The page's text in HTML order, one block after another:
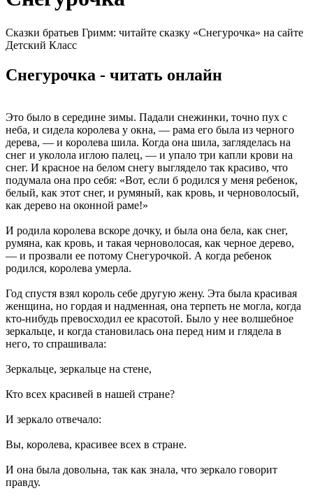
Сказки братьев Гримм: читайте сказку «Снегурочка» на сайте
Детский Класс
Снегурочка - читать онлайн
Это было в середине зимы. Падали снежинки, точно пух с
неба, и сидела королева у окна, — рама его была из черного
дерева, — и королева шила. Когда она шила, загляделась на
снег и уколола иглою палец, — и упало три капли крови на
снег. И красное на белом снегу выглядело так красиво, что
подумала она про себя: «Вот, если б родился у меня ребенок,
белый, как этот снег, и румяный, как кровь, и черноволосый,
как дерево на оконной раме!»
И родила королева вскоре дочку, и была она бела, как снег,
румяна, как кровь, и такая черноволосая, как черное дерево,
— и прозвали ее потому Снегурочкой. А когда ребенок
родился, королева умерла.
Год спустя взял король себе другую жену. Эта была красивая
женщина, но гордая и надменная, она терпеть не могла, когда
кто-нибудь превосходил ее красотой. Было у нее волшебное
зеркальце, и когда становилась она перед ним и глядела в
него, то спрашивала:
Зеркальце, зеркальце на стене,
Кто всех красивей в нашей стране?
И зеркало отвечало:
Вы, королева, красивее всех в стране.
И она была довольна, так как знала, что зеркало говорит
правду.